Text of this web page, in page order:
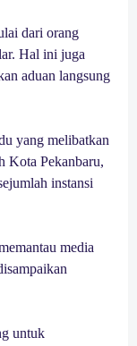
dari orang
Hal ini juga
aduan langsung
yang melibatkan
Kota Pekanbaru,
instansi
media
untuk